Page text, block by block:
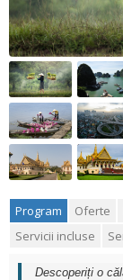
Program Oferte
Servicii incluse
Descoperiți o